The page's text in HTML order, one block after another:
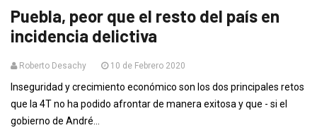
Puebla, peor que el resto del país en
incidencia delictiva
Roberto Desachy 10 de Febrero 2020
Inseguridad y crecimiento económico son los dos principales retos
que la 4T no ha podido afrontar de manera exitosa y que - si el
gobierno de André...